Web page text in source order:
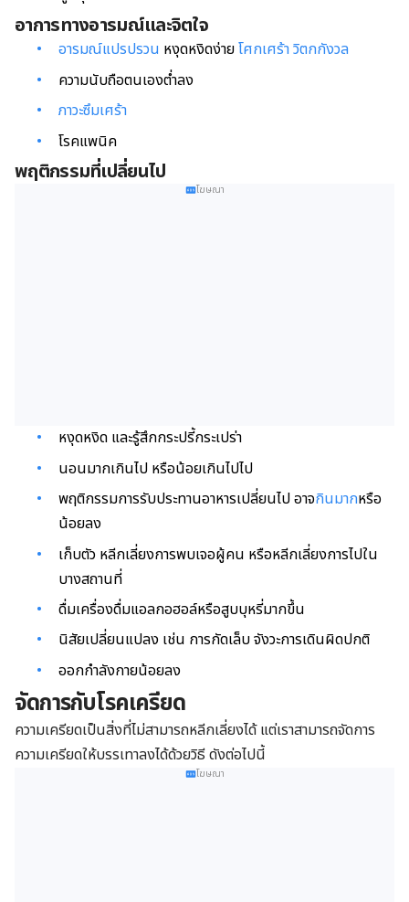
อาการทางอารมณ์และจิตใจ
อารมณ์แปรปรวน หงุดหงิดง่ายโศกเศร้าวิตกกังวล
ความนับถือตนเองต่ำลง
ภาวะซึมเศร้า
โรคแพนิค
พฤติกรรมที่เปลี่ยนไป
โฆษณา
หงุดหงิด และรู้สึกกระปรี้กระเปร่า
นอนมากเกินไป หรือน้อยเกินไปไป
พฤติกรรมการรับประทานอาหารเปลี่ยนไป อาจกินมากหรือ
น้อยลง
เก็บตัว หลีกเลี่ยงการพบเจอผู้คน หรือหลีกเลี่ยงการไปใน
บางสถานที่
ดื่มเครื่องดื่มแอลกอฮอล์หรือสูบบุหรี่มากขึ้น
นิสัยเปลี่ยนแปลง เช่น การกัดเล็บ จังวะการเดินผิดปกติ
ออกกำลังกายน้อยลง
จัดการกับโรคเครียด
ความเครียดเป็นสิ่งที่ไม่สามารถหลีกเลี่ยงได้ แต่เราสามารถจัดการ
ความเครียดให้บรรเทาลงได้ด้วยวิธี ดังต่อไปนี้
โฆษณา